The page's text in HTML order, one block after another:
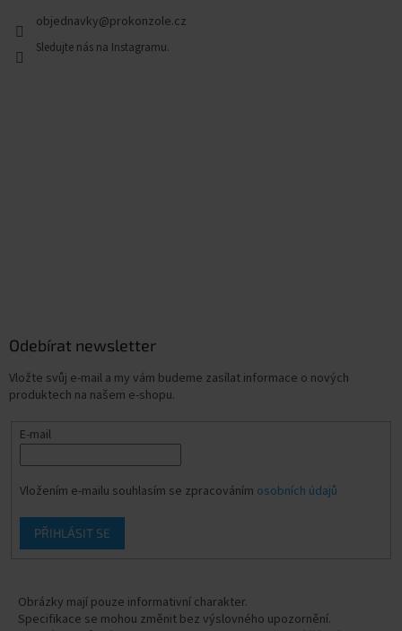
objednavky@prokonzole.cz
Odebírat newsletter
Vložte svůj e-mail a my vám budeme zasílat informace o nových
produktech na našem e-shopu.
E-mail
Vložením e-mailu souhlasím se zpracováním osobních údajů
PŘIHLÁSIT SE
Obrázky mají pouze informativní charakter.
Specifikace se mohou změnit bez výslovného upozornění.